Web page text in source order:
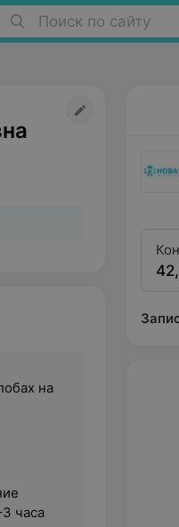
Поиск по сайту
на
часа